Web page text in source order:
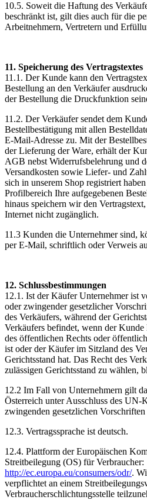
10.5. Soweit die Haftung des
beschränkt ist, gilt dies auch für die
Arbeitnehmern, Vertretern und
11. Speicherung des Vertragstextes
11.1. Der Kunde kann den
Bestellung an den Verkäufer
der Bestellung die Druckfunktion
11.2. Der Verkäufer sendet dem
Bestellbestätigung mit allen
E-Mail-Adresse zu. Mit der
der Lieferung der Ware, erhält der
AGB nebst Widerrufsbelehrung und
Versandkosten sowie Liefer- und
sich in unserem Shop registriert
Profilbereich Ihre aufgegebenen
hinaus speichern wir den
Internet nicht zugänglich.
11.3 Kunden die Unternehmer sind,
per E-Mail, schriftlich oder Verweis
12. Schlussbestimmungen
12.1. Ist der Käufer Unternehmer ist
oder zwingender gesetzlicher
des Verkäufers, während der
Verkäufers befindet, wenn der
des öffentlichen Rechts oder
ist oder der Käufer im Sitzland des
Gerichtsstand hat. Das Recht des
zulässigen Gerichtsstand zu wählen,
12.2 Im Fall von Unternehmern gilt
Österreich unter Ausschluss des UN-
zwingenden gesetzlichen Vorschriften
12.3. Vertragssprache ist deutsch.
12.4. Plattform der Europäischen
Streitbeilegung (OS) für Verbraucher:
http://ec.europa.eu/consumers/odr/.
verpflichtet an einem
Verbraucherschlichtungsstelle